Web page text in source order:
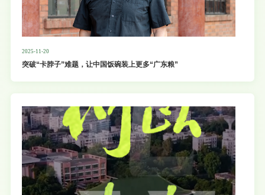
2025-11-20
突破“卡脖子”难题，让中国饭碗装上更多“广东粮”